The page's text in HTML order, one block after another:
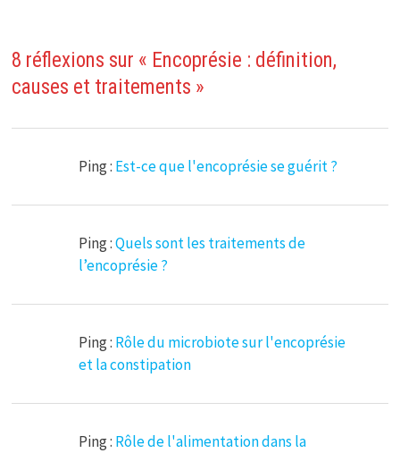
8 réflexions sur « Encoprésie : définition,
causes et traitements »
Ping : Est-ce que l'encoprésie se guérit ?
Ping :Quels sont les traitements de
l’encoprésie ?
Ping : Rôle du microbiote sur l'encoprésie
et la constipation
Ping : Rôle de l'alimentation dans la